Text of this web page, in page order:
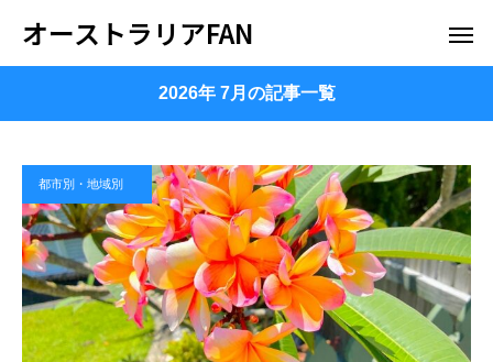
オーストラリアFAN
2026年 7月の記事一覧
都市別・地域別